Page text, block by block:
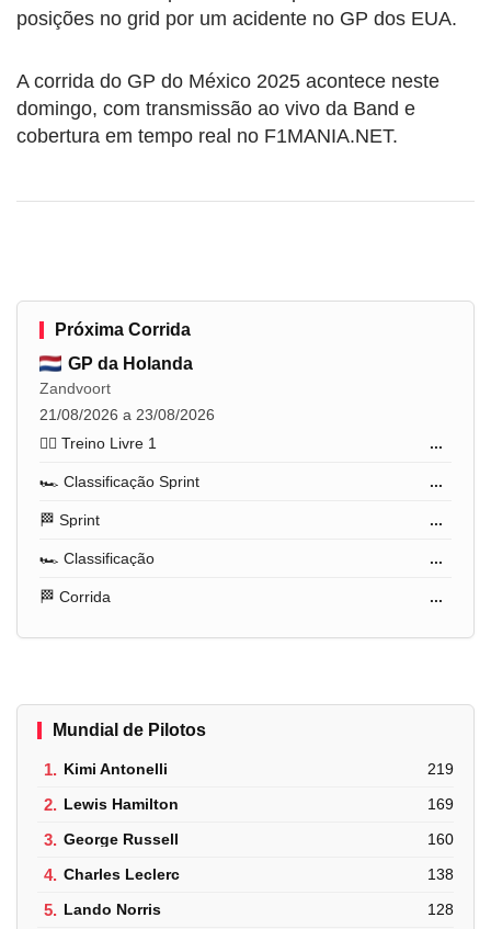
posições no grid por um acidente no GP dos EUA.
A corrida do GP do México 2025 acontece neste
domingo, com transmissão ao vivo da Band e
cobertura em tempo real no F1MANIA.NET.
Próxima Corrida
GP da Holanda
Zandvoort
21/08/2026 a 23/08/2026
🏋️‍♂️ Treino Livre 1
...
🏎️ Classificação Sprint ...
🏁 Sprint ...
🏎️ Classificação ...
🏁 Corrida ...
Mundial de Pilotos
1. Kimi Antonelli 219
2. Lewis Hamilton 169
3. George Russell 160
4. Charles Leclerc 138
5. Lando Norris 128